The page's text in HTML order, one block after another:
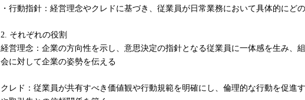
・行動指針：経営理念やクレドに基づき、従業員が日常業務において具体的にど
2. それぞれの役割
経営理念：企業の方向性を示し、意思決定の指針となる従業員に一体感を生み、
会に対して企業の姿勢を伝える
クレド：従業員が共有すべき価値観や行動規範を明確にし、倫理的な行動を促進